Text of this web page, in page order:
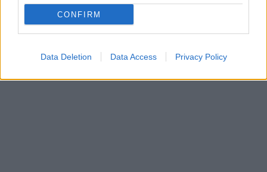
CONFIRM
Data Deletion Data Access Privacy Policy